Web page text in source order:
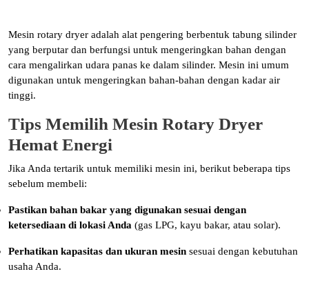
Mesin rotary dryer adalah alat pengering berbentuk tabung silinder
yang berputar dan berfungsi untuk mengeringkan bahan dengan
cara mengalirkan udara panas ke dalam silinder. Mesin ini umum
digunakan untuk mengeringkan bahan-bahan dengan kadar air
tinggi.
Tips Memilih Mesin Rotary Dryer
Hemat Energi
Jika Anda tertarik untuk memiliki mesin ini, berikut beberapa tips
sebelum membeli:
Pastikan bahan bakar yang digunakan sesuai dengan
ketersediaan di lokasi Anda (gas LPG, kayu bakar, atau solar).
Perhatikan kapasitas dan ukuran mesin sesuai dengan kebutuhan
usaha Anda.